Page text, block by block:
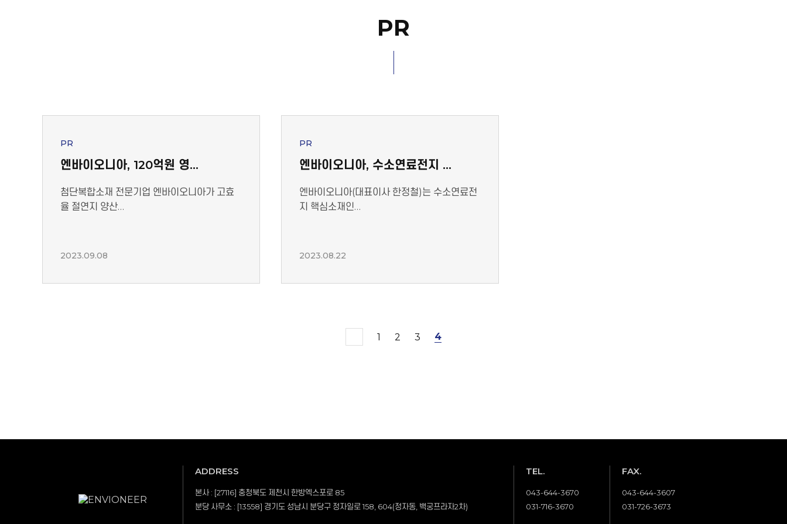
PR
PR
엔바이오니아, 120억원 영…
첨단복합소재 전문기업 엔바이오니아가 고효
율 절연지 양산…
2023.09.08
PR
엔바이오니아, 수소연료전지 …
엔바이오니아(대표이사 한정철)는 수소연료전
지 핵심소재인…
2023.08.22
1 2 3 4
ADDRESS
본사 : [27116] 충청북도 제천시 한방엑스포로 85
분당 사무소 : [13558] 경기도 성남시 분당구 정자일로 158, 604(정자동, 백궁프라자2차)
TEL.
043-644-3670
031-716-3670
FAX.
043-644-3607
031-726-3673